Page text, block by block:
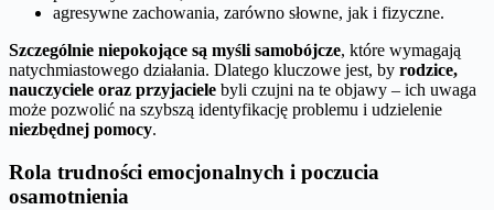
agresywne zachowania, zarówno słowne, jak i fizyczne.
Szczególnie niepokojące są myśli samobójcze, które wymagają
natychmiastowego działania. Dlatego kluczowe jest, by rodzice,
nauczyciele oraz przyjaciele byli czujni na te objawy – ich uwaga
może pozwolić na szybszą identyfikację problemu i udzielenie
niezbędnej pomocy.
Rola trudności emocjonalnych i poczucia
osamotnienia